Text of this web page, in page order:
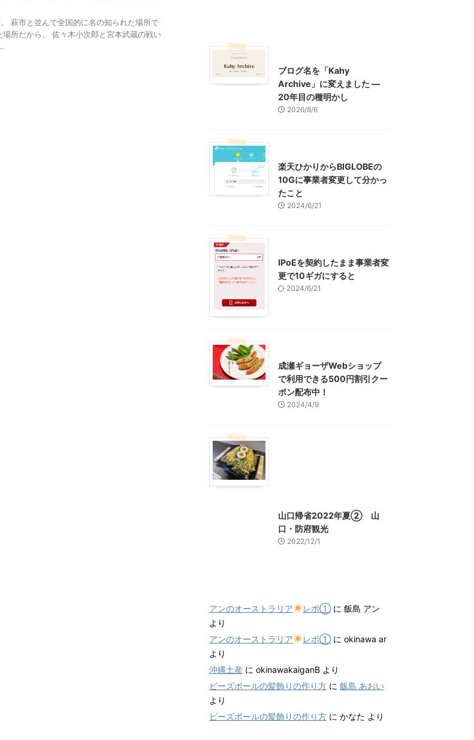
萩市と並んで全国的に名の知られた場所で
所だから。 佐々木小次郎と宮本武蔵の戦い
ブログ名を「Kahy
Archive」に変えました ―
20年目の種明かし
2026/8/6
楽天ひかりからBIGLOBEの
10Gに事業者変更して分かっ
たこと
2024/6/21
IPoEを契約したまま事業者変
更で10ギガにすると
2024/6/21
成瀬ギョーザWebショップ
で利用できる500円割引クー
ポン配布中！
2024/4/9
山口帰省2022年夏② 山
口・防府観光
2022/12/1
アンのオーストラリア レポ①に 飯島 アン
より
アンのオーストラリア
レポ①に okinawa ar
より
沖縄土産 に okinawakaiganB より
ビーズボールの髪飾りの作り方 に 飯島 あおい
より
ビーズボールの髪飾りの作り方 に かなた より